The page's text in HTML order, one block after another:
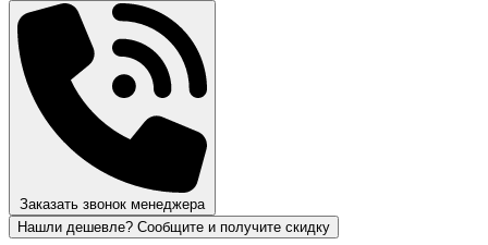
Заказать звонок менеджера
Нашли дешевле? Сообщите и получите скидку